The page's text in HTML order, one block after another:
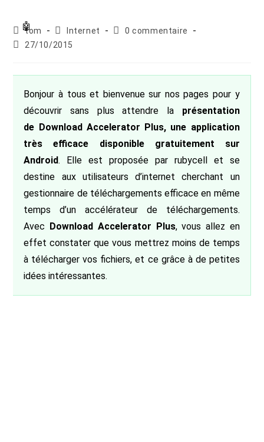
Auteur/autrice
de
tom
Post
category:
Internet
Commentaires
0 commentaire
Publication
27/10/2015
Bonjour à tous et bienvenue sur nos pages pour y
découvrir sans plus attendre la présentation
de Download Accelerator Plus, une application
très efficace disponible gratuitement sur
Android. Elle est proposée par rubycell et se
destine aux utilisateurs d’internet cherchant un
gestionnaire de téléchargements efficace en même
temps d’un accélérateur de téléchargements.
Avec Download Accelerator Plus, vous allez en
effet constater que vous mettrez moins de temps
à télécharger vos fichiers, et ce grâce à de petites
idées intéressantes.